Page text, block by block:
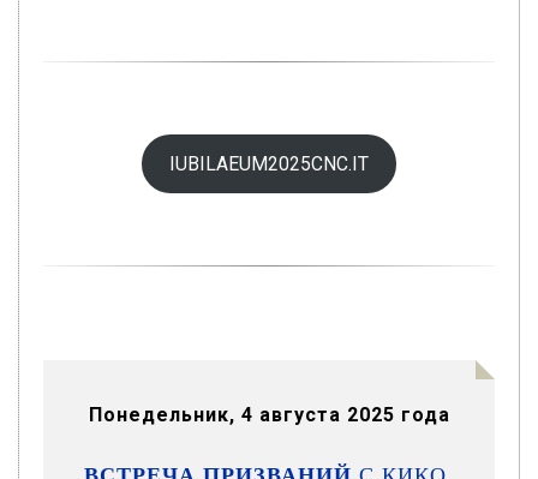
IUBILAEUM2025CNC.IT
Понедельник, 4 августа 2025 года